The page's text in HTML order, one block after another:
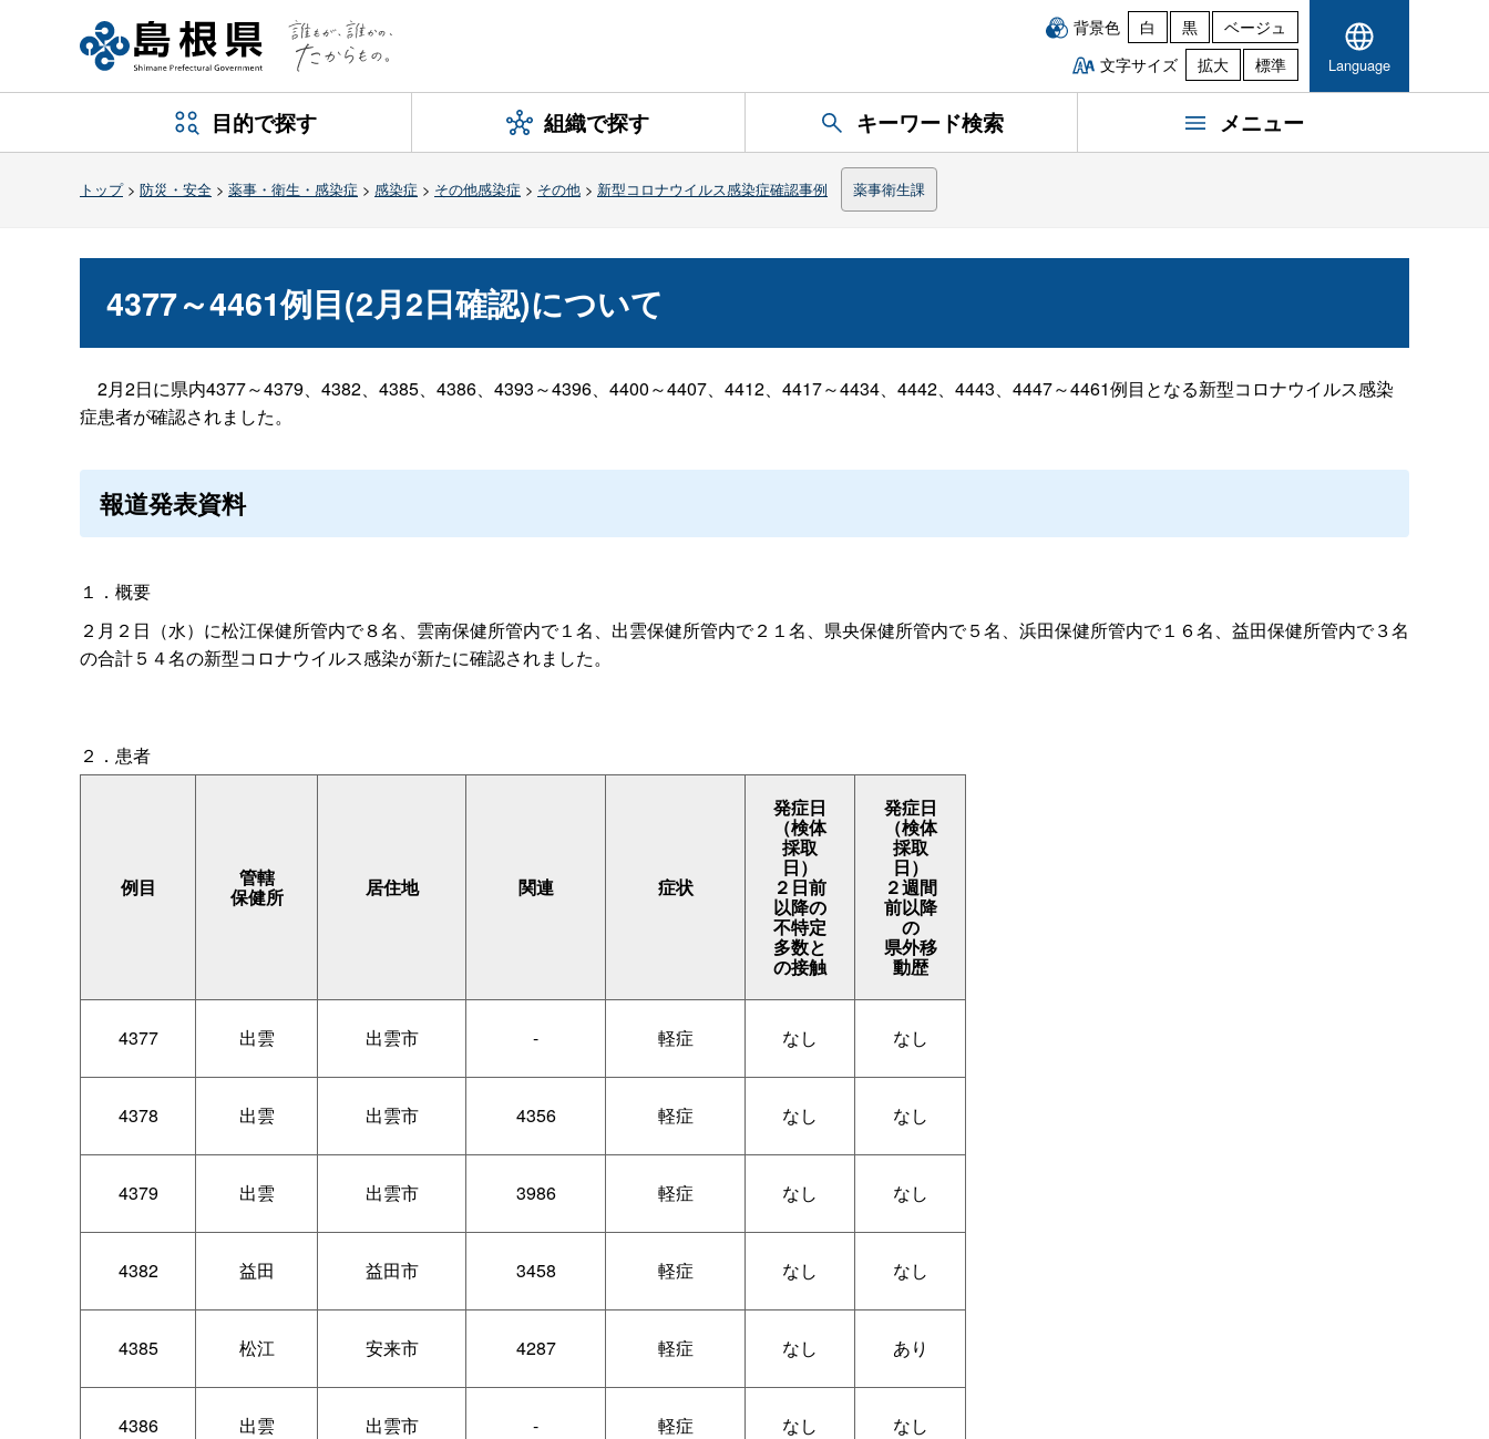
背景色 白 黒
ベージュ
文字サイズ
拡大 標準 Language
目的で探す 組織で探す キーワード検索 メニュー
トップ> 防災・安全 > 薬事・衛生・感染症 > 感染症 > その他感染症 > その他 > 新型コロナウイルス感染症確認事例 薬事衛生課
4377～4461例目(2月2日確認)について
2月2日に県内4377～4379、4382、4385、4386、4393～4396、4400～4407、4412、4417～4434、4442、4443、4447～4461例目となる新型コロナウイルス感染
症患者が確認されました。
報道発表資料
１．概要
２月２日（水）に松江保健所管内で８名、雲南保健所管内で１名、出雲保健所管内で２１名、県央保健所管内で５名、浜田保健所管内で１６名、益田保健所管内で３名
の合計５４名の新型コロナウイルス感染が新たに確認されました。
２．患者
例目 管轄
保健所 居住地 関連 症状
発症日
（検体
採取
日）
２日前
以降の
不特定
多数と
の接触
発症日
（検体
採取
日）
２週間
前以降
の
県外移
動歴
4377 出雲 出雲市 - 軽症 なし なし
4378 出雲 出雲市 4356 軽症 なし なし
4379 出雲 出雲市 3986 軽症 なし なし
4382 益田 益田市 3458 軽症 なし なし
4385 松江 安来市 4287 軽症 なし あり
4386 出雲 出雲市 - 軽症 なし なし